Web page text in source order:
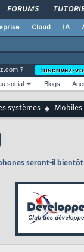
FORUMS
Cloud IA
?
Inscrivez-
social Blogs
systèmes Mobiles
seront-il